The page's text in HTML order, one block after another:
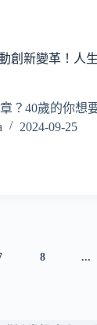
創新變革！人
？40歲的你想
2024-09-25
8 ...